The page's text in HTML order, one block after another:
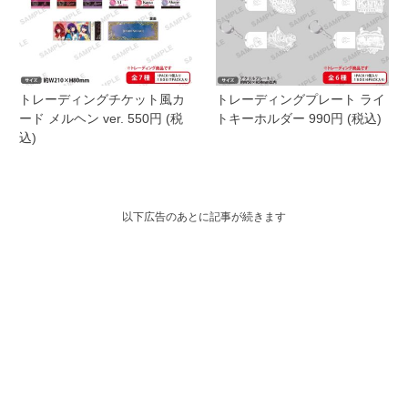
トレーディングチケット風カ
ード メルヘン ver. 550円 (税
込)
トレーディングプレート ライ
トキーホルダー 990円 (税込)
以下広告のあとに記事が続きます